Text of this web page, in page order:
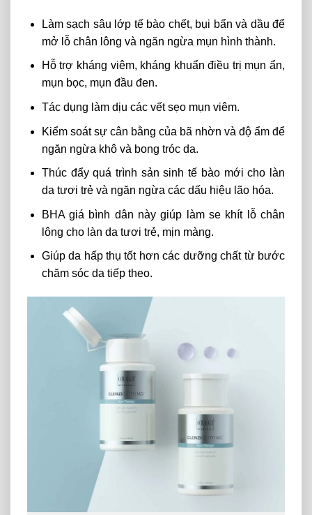
Làm sạch sâu lớp tế bào chết, bụi bẩn và dầu để
mở lỗ chân lông và ngăn ngừa mụn hình thành.
Hỗ trợ kháng viêm, kháng khuẩn điều trị mụn ẩn,
mụn bọc, mụn đầu đen.
Tác dụng làm dịu các vết sẹo mụn viêm.
Kiểm soát sự cân bằng của bã nhờn và độ ẩm để
ngăn ngừa khô và bong tróc da.
Thúc đẩy quá trình sản sinh tế bào mới cho làn
da tươi trẻ và ngăn ngừa các dấu hiệu lão hóa.
BHA giá bình dân nàygiúp làm se khít lỗ chân
lông cho làn da tươi trẻ, mịn màng.
Giúp da hấp thụ tốt hơn các dưỡng chất từ ​​bước
chăm sóc da tiếp theo.